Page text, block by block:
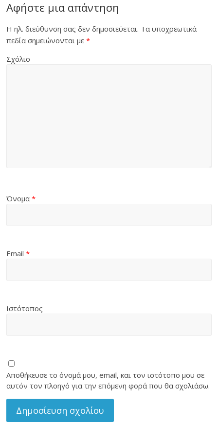
Αφήστε μια απάντηση
Η ηλ. διεύθυνση σας δεν δημοσιεύεται. Τα υποχρεωτικά
πεδία σημειώνονται με*
Σχόλιο
Όνομα*
Email*
Ιστότοπος
Αποθήκευσε το όνομά μου, email, και τον ιστότοπο μου σε
αυτόν τον πλοηγό για την επόμενη φορά που θα σχολιάσω.